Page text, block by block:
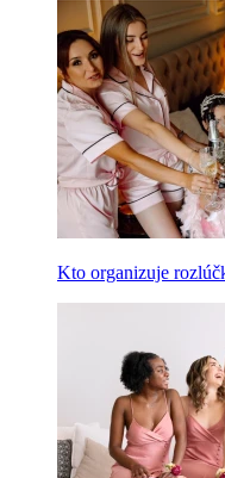
Kto organizuje